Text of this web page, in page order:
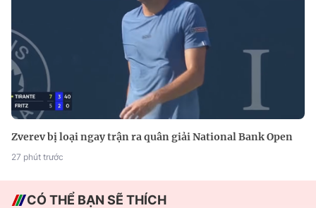
Zverev bị loại ngay trận ra quân giải National Bank Open
27 phút trước
CÓ THỂ BẠN SẼ THÍCH